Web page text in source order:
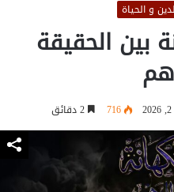
و الحياة
بين الحقيقة
716